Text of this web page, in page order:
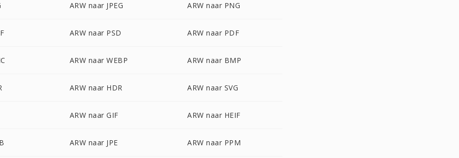
ARW naar JPEG ARW naar PNG
ARW naar PSD ARW naar PDF
ARW naar WEBP ARW naar BMP
ARW naar HDR ARW naar SVG
ARW naar GIF ARW naar HEIF
ARW naar JPE ARW naar PPM